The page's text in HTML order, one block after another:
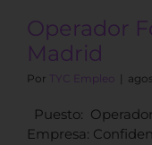
Operador
Madrid
Por TYC Empleo |
Puesto:
Empresa: